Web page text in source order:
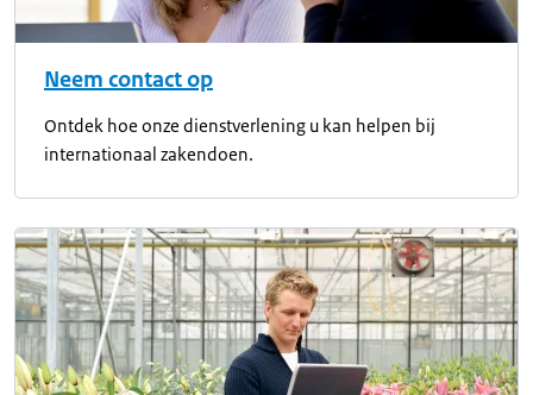
Neem contact op
Ontdek hoe onze dienstverlening u kan helpen bij
internationaal zakendoen.